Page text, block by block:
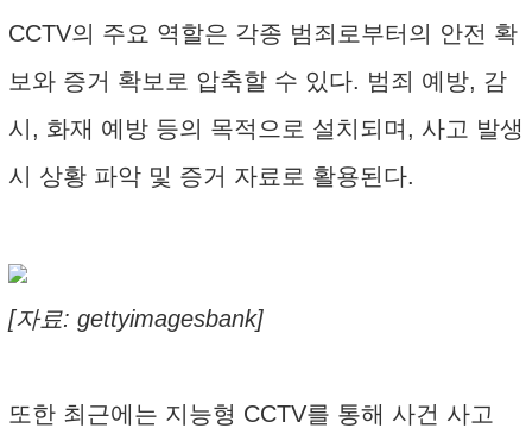
CCTV의 주요 역할은 각종 범죄로부터의 안전 확
보와 증거 확보로 압축할 수 있다. 범죄 예방, 감
시, 화재 예방 등의 목적으로 설치되며, 사고 발생
시 상황 파악 및 증거 자료로 활용된다.
[자료: gettyimagesbank]
또한 최근에는 지능형 CCTV를 통해 사건 사고